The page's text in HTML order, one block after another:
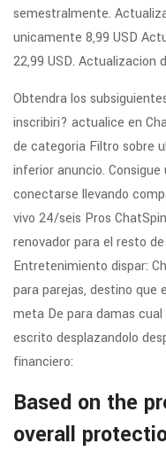
semestralmente.
unicamente 8,99 USD
22,99 USD. Actualizacion
Obtendra los
inscribiri? actualice en
de categoria Filtro sobre
inferior anuncio.
conectarse llevando
vivo 24/seis Pros
renovador para el resto
Entretenimiento dispar:
para parejas, destino que
meta De para damas
escrito desplazandolo
financiero:
Based on the
overall